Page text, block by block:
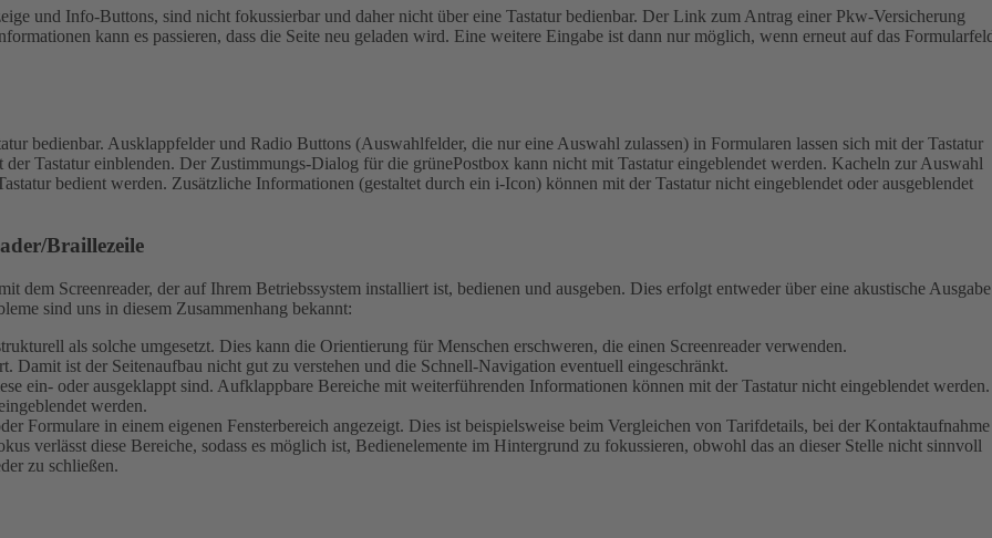
und Info-Buttons, sind nicht fokussierbar und daher nicht über eine Tastatur bedienbar. Der Link zum Antrag einer Pkw-Versicherung
kann es passieren, dass die Seite neu geladen wird. Eine weitere Eingabe ist dann nur möglich, wenn erneut auf das
bedienbar. Ausklappfelder und Radio Buttons (Auswahlfelder, die nur eine Auswahl zulassen) in Formularen lassen sich mit der Tastatur
Tastatur einblenden. Der Zustimmungs-Dialog für die grünePostbox kann nicht mit Tastatur eingeblendet werden. Kacheln zur Auswahl
bedient werden. Zusätzliche Informationen (gestaltet durch ein i-Icon) können mit der Tastatur nicht eingeblendet oder ausgeblendet
Braillezeile
dem Screenreader, der auf Ihrem Betriebssystem installiert ist, bedienen und ausgeben. Dies erfolgt entweder über eine akustische Ausgabe
sind uns in diesem Zusammenhang bekannt:
als solche umgesetzt. Dies kann die Orientierung für Menschen erschweren, die einen Screenreader verwenden.
Damit ist der Seitenaufbau nicht gut zu verstehen und die Schnell-Navigation eventuell eingeschränkt.
ein- oder ausgeklappt sind. Aufklappbare Bereiche mit weiterführenden Informationen können mit der Tastatur nicht eingeblendet werden.
werden.
Formulare in einem eigenen Fensterbereich angezeigt. Dies ist beispielsweise beim Vergleichen von Tarifdetails, bei der Kontaktaufnahme
verlässt diese Bereiche, sodass es möglich ist, Bedienelemente im Hintergrund zu fokussieren, obwohl das an dieser Stelle nicht sinnvoll
zu schließen.